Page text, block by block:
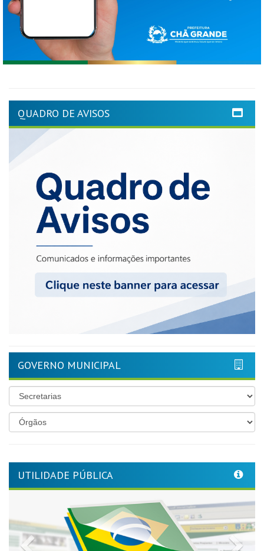
QUADRO DE AVISOS
GOVERNO MUNICIPAL
UTILIDADE PÚBLICA
Previous